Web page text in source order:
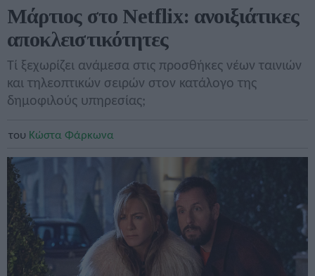
MOVIES
TV
GAMES
SPECIALS
Μάρτιος στο Netflix: ανοιξιάτικες
αποκλειστικότητες
Τί ξεχωρίζει ανάμεσα στις προσθήκες νέων ταινιών
και τηλεοπτικών σειρών στον κατάλογo της
δημοφιλούς υπηρεσίας;
του Κώστα Φάρκωνα